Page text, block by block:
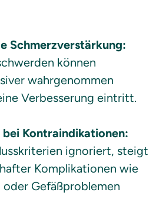
Schmerzverstärkung:
können
wahrgenommen
Verbesserung eintritt.
Kontraindikationen:
ignoriert, steigt
Komplikationen wie
Gefäßproblemen